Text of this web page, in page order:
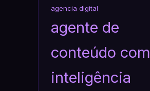
agencia digital
agente de
conteúdo com
inteligência